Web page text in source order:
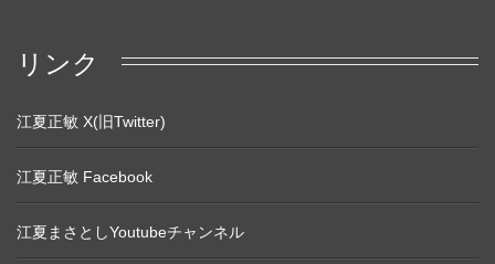
リンク
江夏正敏 X(旧Twitter)
江夏正敏 Facebook
江夏まさとしYoutubeチャンネル